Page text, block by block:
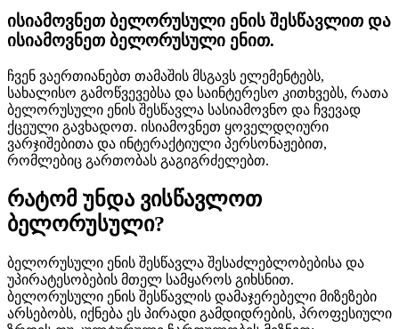
ისიამოვნეთ ბელორუსული ენის შესწავლით და
ისიამოვნეთ ბელორუსული ენით.
ჩვენ ვაერთიანებთ თამაშის მსგავს ელემენტებს,
სახალისო გამოწვევებსა და საინტერესო კითხვებს, რათა
ბელორუსული ენის შესწავლა სასიამოვნო და ჩვევად
ქცეული გავხადოთ. ისიამოვნეთ ყოველდღიური
ვარჯიშებითა და ინტერაქტიული პერსონაჟებით,
რომლებიც გართობას გაგიგრძელებთ.
რატომ უნდა ვისწავლოთ
ბელორუსული?
ბელორუსული ენის შესწავლა შესაძლებლობებისა და
უპირატესობების მთელ სამყაროს გიხსნით.
ბელორუსული ენის შესწავლის დამაჯერებელი მიზეზები
არსებობს, იქნება ეს პირადი გამდიდრების, პროფესიული